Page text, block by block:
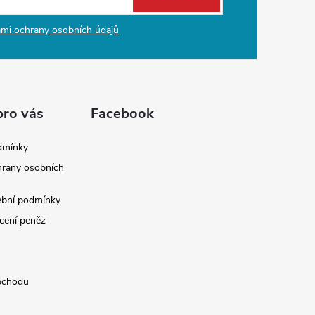
ochrany osobních údajů
vás
osobních
podmínky
peněz
Facebook